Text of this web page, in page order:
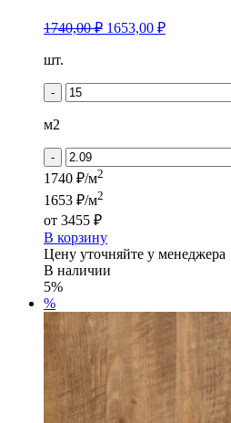
1740,00₽ 1653,00 ₽
Количество
LOUNGE
MOBY
шт.
-
м2
-
1740 ₽/м2
1653 ₽/м2
от 3455 ₽
В корзину
Цену уточняйте у менеджера
В наличии
5%
%